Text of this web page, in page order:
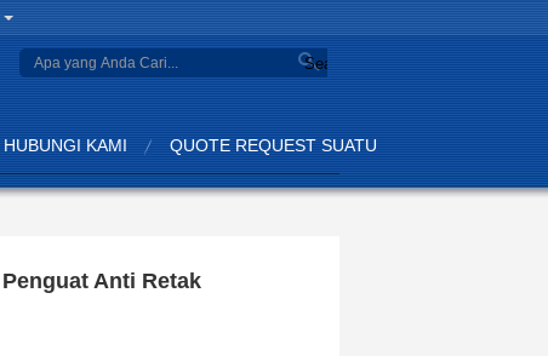
Search
HUBUNGI KAMI QUOTE REQUEST SUATU
Anti Retak